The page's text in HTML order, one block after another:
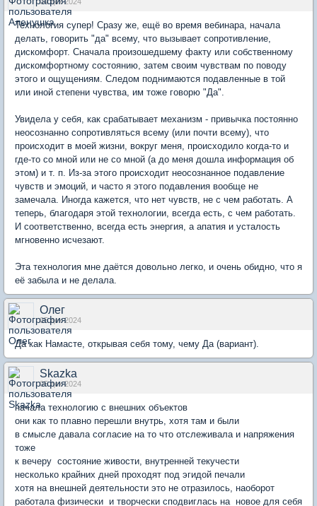
Технология супер! Сразу же, ещё во время вебинара, начала
делать, говорить "да" всему, что вызывает сопротивление,
дискомфорт. Сначала произошедшему факту или собственному
дискомфортному состоянию, затем своим чувствам по поводу
этого и ощущениям. Следом поднимаются подавленные в той
или иной степени чувства, им тоже говорю "Да".
Увидела у себя, как срабатывает механизм - привычка постоянно
неосознанно сопротивляться всему (или почти всему), что
происходит в моей жизни, вокруг меня, происходило когда-то и
где-то со мной или не со мной (а до меня дошла информация об
этом) и т. п. Из-за этого происходит неосознанное подавление
чувств и эмоций, и часто я этого подавления вообще не
замечала. Иногда кажется, что нет чувств, не с чем работать. А
теперь, благодаря этой технологии, всегда есть, с чем работать.
И соответственно, всегда есть энергия, а апатия и усталость
мгновенно исчезают.
Эта технология мне даётся довольно легко, и очень обидно, что я
её забыла и не делала.
Олег
05 дек 2024
Да как Намасте, открывая себя тому, чему Да (вариант).
Skazka
05 дек 2024
начала технологию с внешних объектов
они как то плавно перешли внутрь, хотя там и были
в смысле давала согласие на то что отслеживала и напряжения
тоже
к вечеру состояние живости, внутренней текучести
несколько крайних дней проходят под эгидой печали
хотя на внешней деятельности это не отразилось, наоборот
работала физически и творчески сподвиглась на новое для себя